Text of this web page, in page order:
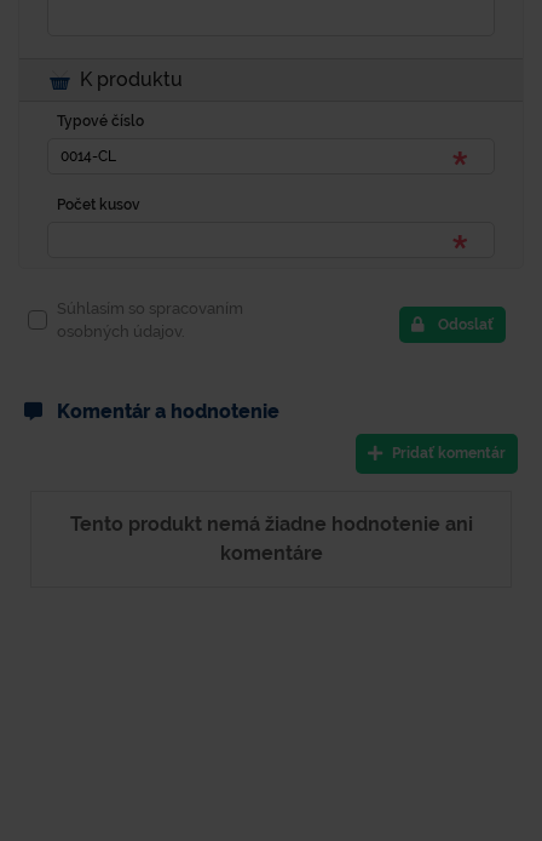
K produktu
Typové číslo
Počet kusov
Súhlasím so spracovaním
osobných údajov.
Odoslať
Komentár a hodnotenie
Pridať komentár
Tento produkt nemá žiadne hodnotenie ani
komentáre